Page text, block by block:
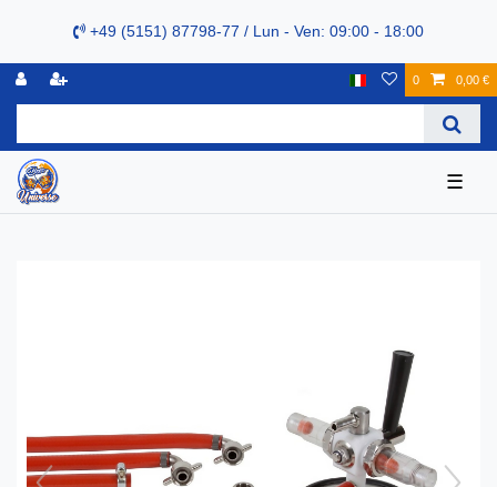
+49 (5151) 87798-77 / Lun - Ven: 09:00 - 18:00
0 0,00 €
☰